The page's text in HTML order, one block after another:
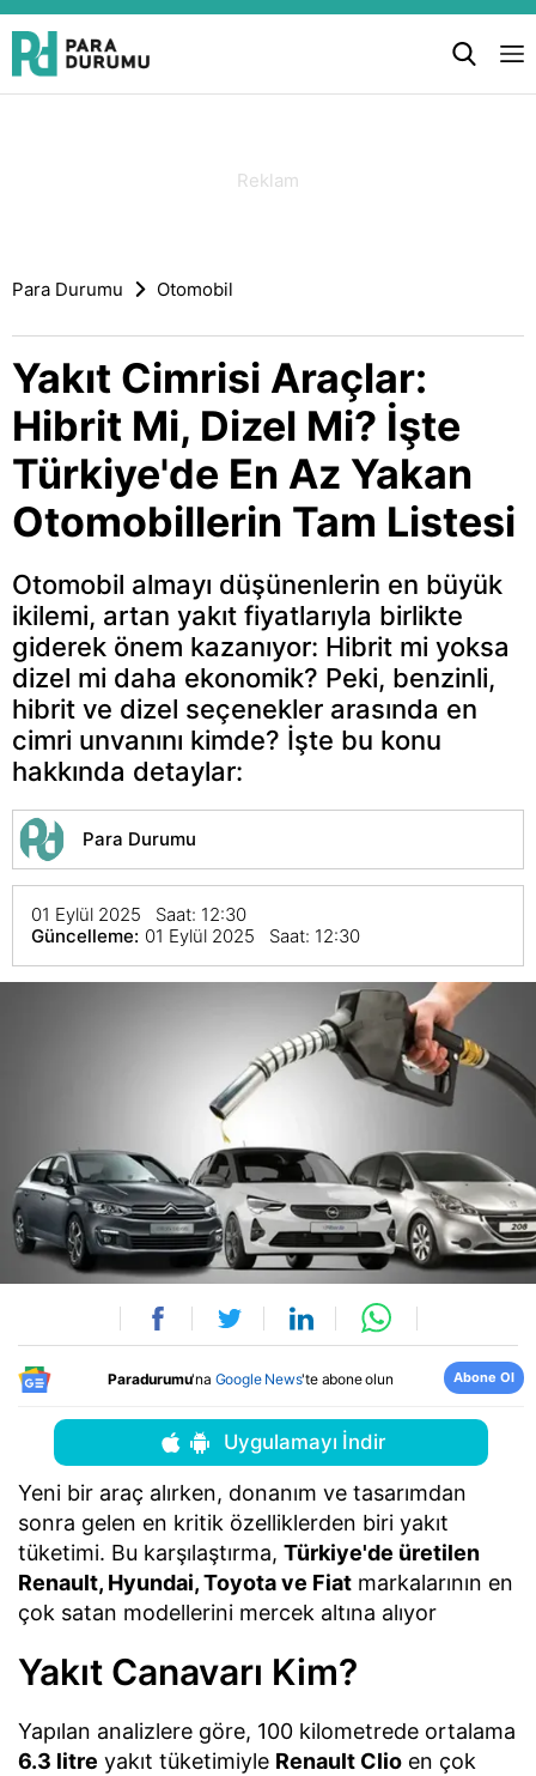
Para Durumu Otomobil
Yakıt Cimrisi Araçlar:
Hibrit Mi, Dizel Mi? İşte
Türkiye'de En Az Yakan
Otomobillerin Tam Listesi
Otomobil almayı düşünenlerin en büyük
ikilemi, artan yakıt fiyatlarıyla birlikte
giderek önem kazanıyor: Hibrit mi yoksa
dizel mi daha ekonomik? Peki, benzinli,
hibrit ve dizel seçenekler arasında en
cimri unvanını kimde? İşte bu konu
hakkında detaylar:
Para Durumu
01 Eylül 2025 Saat: 12:30
Güncelleme: 01 Eylül 2025 Saat: 12:30
Paradurumu'na Google News'te abone olun Abone Ol
Uygulamayı İndir
Yeni bir araç alırken, donanım ve tasarımdan
sonra gelen en kritik özelliklerden biri yakıt
tüketimi. Bu karşılaştırma, Türkiye'de üretilen
Renault, Hyundai, Toyota ve Fiat markalarının en
çok satan modellerini mercek altına alıyor
Yakıt Canavarı Kim?
Yapılan analizlere göre, 100 kilometrede ortalama
6.3 litre yakıt tüketimiyle Renault Clio en çok